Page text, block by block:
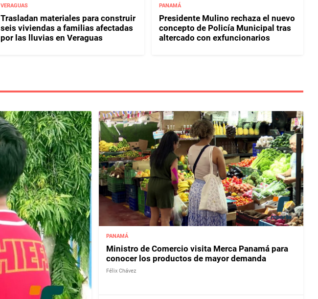
VERAGUAS
Trasladan materiales para construir
seis viviendas a familias afectadas
por las lluvias en Veraguas
PANAMÁ
Presidente Mulino rechaza el nuevo
concepto de Policía Municipal tras
altercado con exfuncionarios
PANAMÁ
Ministro de Comercio visita Merca Panamá para
conocer los productos de mayor demanda
Félix Chávez